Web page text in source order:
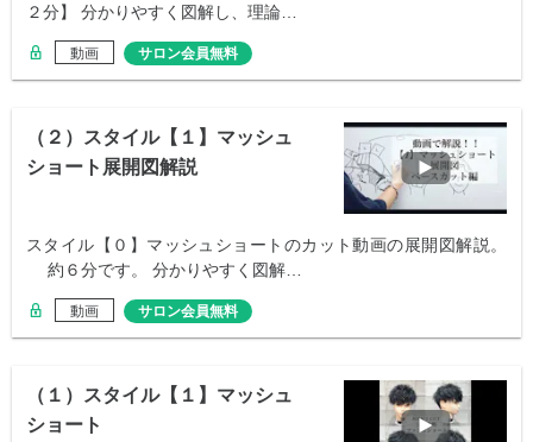
２分】 分かりやすく図解し、理論…
動画 サロン会員無料
（２）スタイル【１】マッシュ
ショート展開図解説
スタイル【０】マッシュショートのカット動画の展開図解説。
約６分です。 分かりやすく図解…
動画 サロン会員無料
（１）スタイル【１】マッシュ
ショート